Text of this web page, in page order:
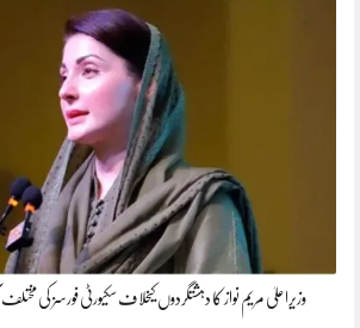
وزیراعلیٰ مریم نواز کا دہشتگردوں کیخلاف سکیورٹی فورسز کی مختلف